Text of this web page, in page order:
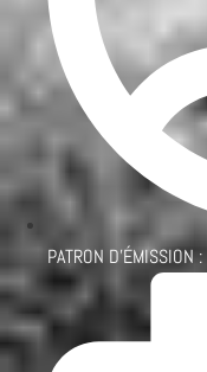
PATRON D'ÉMISSION :